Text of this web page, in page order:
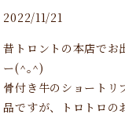
2022/11/21
昔トロントの本店でお
ー(^｡^)
骨付き牛のショートリ
品ですが、トロトロの